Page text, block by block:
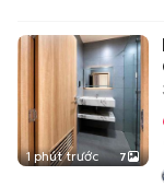
1 phút trước 7